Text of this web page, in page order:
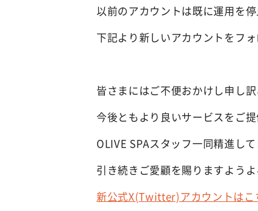
以前のアカウントは既に運用を停
下記より新しいアカウントをフ
皆さまにはご不便おかけし申し訳
今後ともより良いサービスをご提
OLIVE SPAスタッフ一同精進し
引き続きご愛顧を賜りますよう
新公式X(Twitter)アカウントは